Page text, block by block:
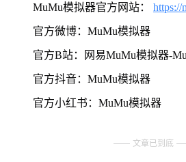
MuMu模拟器官方网站： https://
官方微博：MuMu模拟器
官方B站：网易MuMu模拟器-
官方抖音：MuMu模拟器
官方小红书：MuMu模拟器
文章已到底